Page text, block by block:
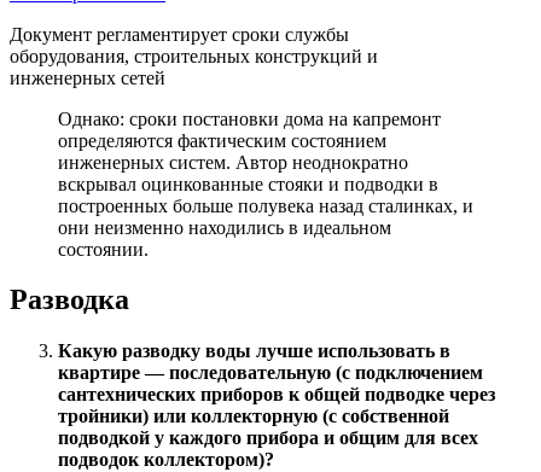
Документ регламентирует сроки службы
оборудования, строительных конструкций и
инженерных сетей
Однако: сроки постановки дома на капремонт
определяются фактическим состоянием
инженерных систем. Автор неоднократно
вскрывал оцинкованные стояки и подводки в
построенных больше полувека назад сталинках, и
они неизменно находились в идеальном
состоянии.
Разводка
Какую разводку воды лучше использовать в
квартире — последовательную (с подключением
сантехнических приборов к общей подводке через
тройники) или коллекторную (с собственной
подводкой у каждого прибора и общим для всех
подводок коллектором)?